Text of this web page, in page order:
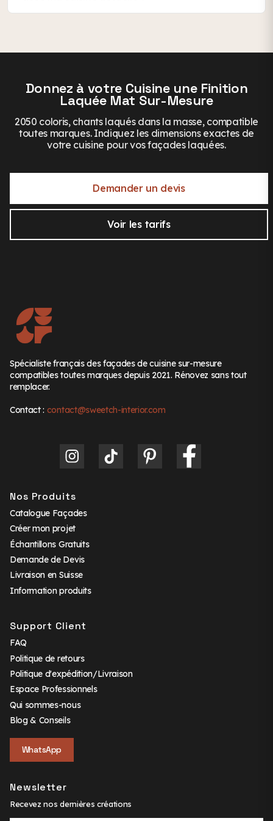
les caissons IKEA, Schmidt, Mobalpa, Ixina et la
Donnez à votre Cuisine une Finition
Laquée Mat Sur-Mesure
2050 coloris, chants laqués dans la masse, compatible
toutes marques. Indiquez les dimensions exactes de
votre cuisine pour vos façades laquées.
Demander un devis
Voir les tarifs
Spécialiste français des façades de cuisine sur-mesure
compatibles toutes marques depuis 2021. Rénovez sans tout
remplacer.
Contact : contact@sweetch-interior.com
Nos Produits
Catalogue Façades
Créer mon projet
Échantillons Gratuits
Demande de Devis
Livraison en Suisse
Information produits
Support Client
FAQ
Politique de retours
Politique d'expédition/Livraison
Espace Professionnels
Qui sommes-nous
Blog & Conseils
WhatsApp
Newsletter
Recevez nos dernières créations